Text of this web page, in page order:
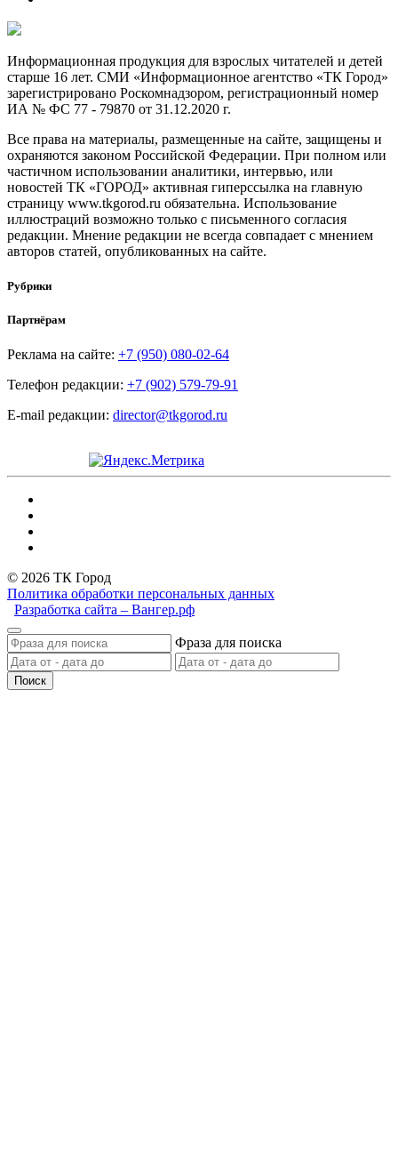
Информационная продукция для взрослых читателей и детей
старше 16 лет. СМИ «Информационное агентство «ТК Город»
зарегистрировано Роскомнадзором, регистрационный номер
ИА № ФС 77 - 79870 от 31.12.2020 г.
Все права на материалы, размещенные на сайте, защищены и
охраняются законом Российской Федерации. При полном или
частичном использовании аналитики, интервью, или
новостей ТК «ГОРОД» активная гиперссылка на главную
страницу www.tkgorod.ru обязательна. Использование
иллюстраций возможно только с письменного согласия
редакции. Мнение редакции не всегда совпадает с мнением
авторов статей, опубликованных на сайте.
Рубрики
Партнёрам
Реклама на сайте: +7 (950) 080-02-64
Телефон редакции: +7 (902) 579-79-91
E-mail редакции: director@tkgorod.ru
© 2026 ТК Город
Политика обработки персональных данных
Разработка сайта – Вангер.рф
Фраза для поиска
Поиск